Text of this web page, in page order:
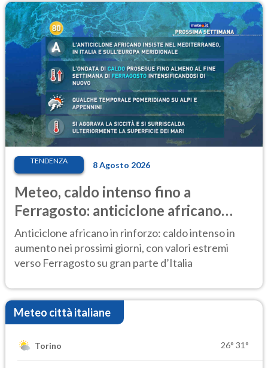
TENDENZA 8 Agosto 2026
Meteo, caldo intenso fino a
Ferragosto: anticiclone africano
ancora protagonista
Anticiclone africano in rinforzo: caldo intenso in
aumento nei prossimi giorni, con valori estremi
verso Ferragosto su gran parte d’Italia
Meteo città italiane
Torino 26° 31°